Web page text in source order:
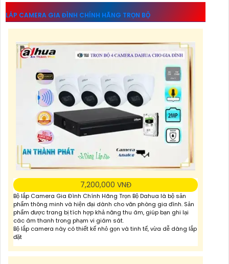
LẮP CAMERA GIA ĐÌNH CHÍNH HÃNG TRỌN BỘ
7,200,000 VNĐ
Bộ lắp Camera Gia Đình Chính Hãng Trọn Bộ Dahua là bộ sản
phẩm thông minh và hiện đại dành cho văn phòng gia đình. Sản
phẩm được trang bị tích hợp khả năng thu âm, giúp bạn ghi lại
các âm thanh trong phạm vi giám sát.
Bộ lắp camera này có thiết kế nhỏ gọn và tinh tế, vừa dễ dàng lắp
đặt